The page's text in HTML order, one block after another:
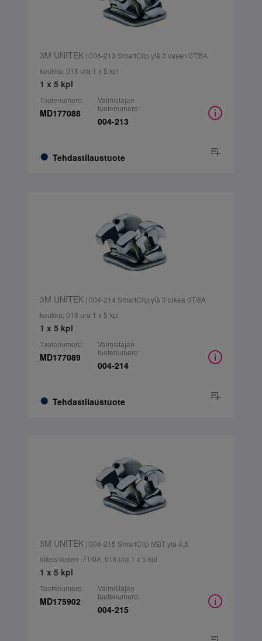
3M UNITEK| 004-213 SmartClip ylä 3 vasen 0T/8A
koukku, 018 ura 1 x 5 kpl
1 x 5 kpl
Tuotenumero:
MD177088
Tehdastilaustuote
Valmistajan
tuotenumero:
004-213
3M UNITEK| 004-214 SmartClip ylä 3 oikea 0T/8A
koukku, 018 ura 1 x 5 kpl
1 x 5 kpl
Tuotenumero:
MD177089
Tehdastilaustuote
Valmistajan
tuotenumero:
004-214
3M UNITEK| 004-215 SmartClip MBT ylä 4,5
oikea/vasen -7T/0A, 018 ura 1 x 5 kpl
1 x 5 kpl
Tuotenumero:
MD175902
Valmistajan
tuotenumero:
004-215